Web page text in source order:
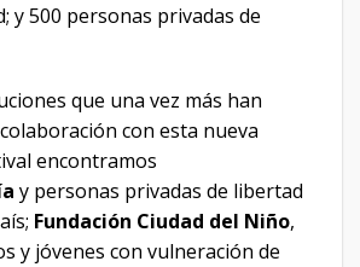
y 500 personas privadas de
que una vez más han
con esta nueva
encontramos
y personas privadas de libertad
Fundación Ciudad del Niño,
y jóvenes con vulneración de